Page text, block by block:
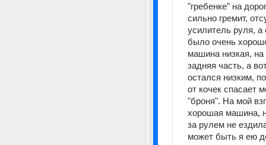
"гребенке" на
сильно гремит,
усилитель руля,
было очень
машина низкая,
задняя часть, а
остался низким,
от кочек спасает
"броня". На мой
хорошая машина,
за рулем не
может быть я ею